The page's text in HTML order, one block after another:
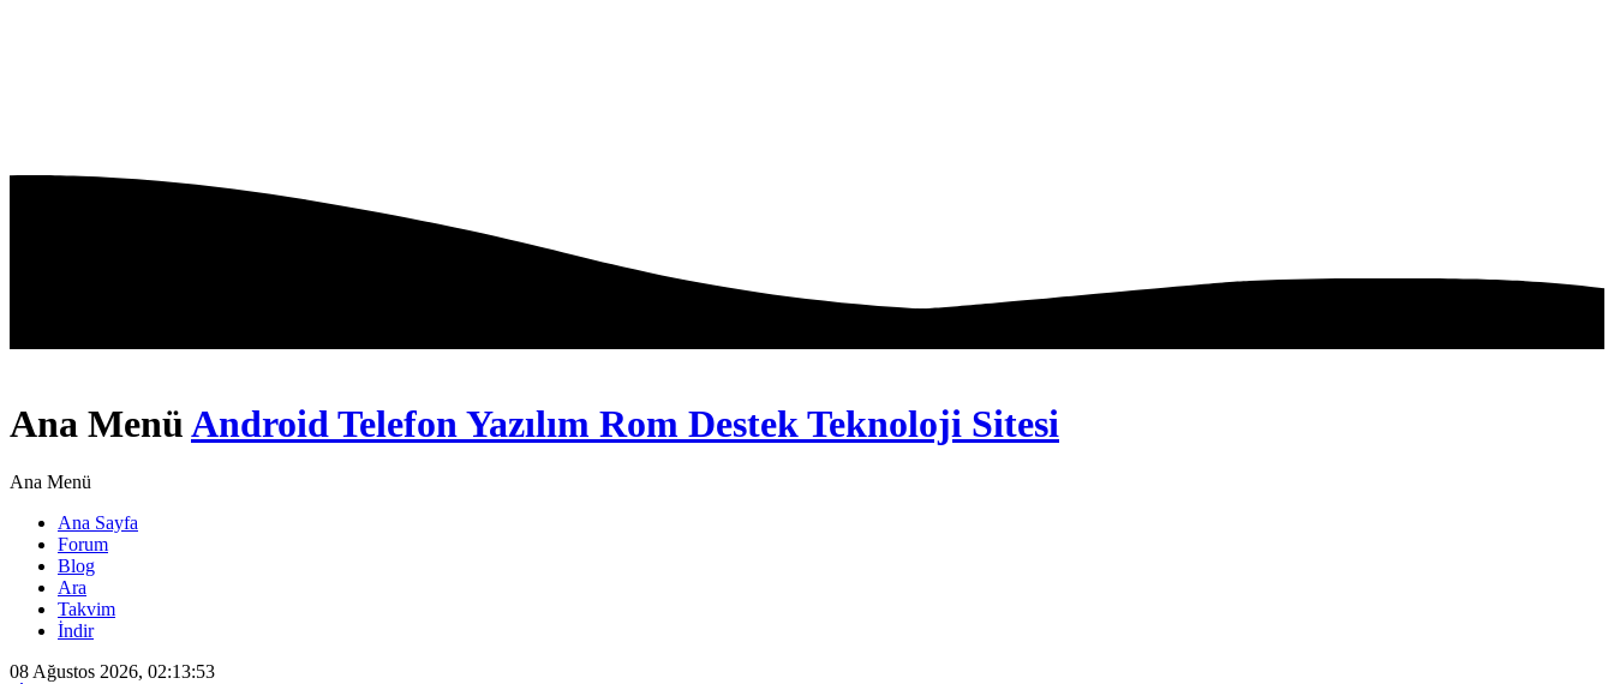
Ana MenüAndroid Telefon Yazılım Rom Destek Teknoloji Sitesi
Ana Menü
Ana Sayfa
Forum
Blog
Ara
Takvim
İndir
08 Ağustos 2026, 02:13:53